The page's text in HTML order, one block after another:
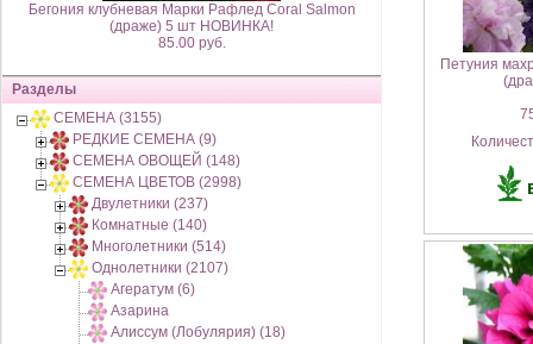
Бегония клубневая Марки Рафлед Coral Salmon
(драже) 5 шт НОВИНКА!
85.00 руб.
Разделы
СЕМЕНА (3155)
РЕДКИЕ СЕМЕНА (9)
СЕМЕНА ОВОЩЕЙ (148)
СЕМЕНА ЦВЕТОВ (2998)
Двулетники (237)
Комнатные (140)
Многолетники (514)
Однолетники (2107)
Агератум (6)
Азарина
Алиссум (Лобулярия) (18)
Петуния